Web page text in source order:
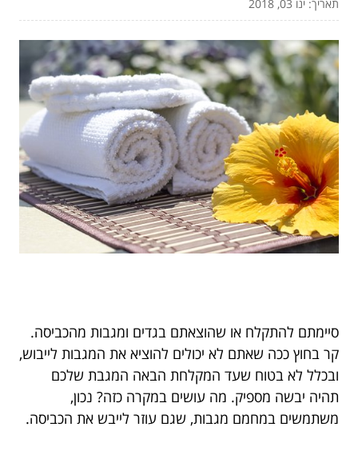
תאריך: ינו 03, 2018
סיימתם להתקלח או שהוצאתם בגדים ומגבות מהכביסה.
קר בחוץ ככה שאתם לא יכולים להוציא את המגבות לייבוש,
ובכלל לא בטוח שעד המקלחת הבאה המגבת שלכם
תהיה יבשה מספיק. מה עושים במקרה כזה? נכון,
משתמשים במחמם מגבות, שגם עוזר לייבש את הכביסה.